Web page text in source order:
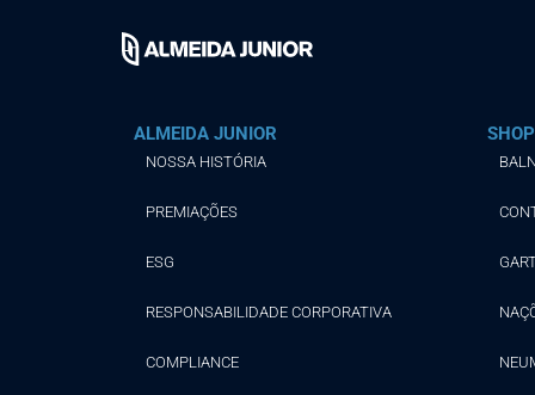
ALMEIDA JUNIOR
NOSSA HISTÓRIA
PREMIAÇÕES
ESG
RESPONSABILIDADE CORPORATIVA
COMPLIANCE